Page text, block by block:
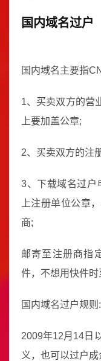
国内域名过户
国内域名主要指
1、买卖双方的营
上要加盖公章;
2、买卖双方的注
3、下载域名过户
上注册单位公章
商;
邮寄至注册商指
件，不想用快件时
国内域名过户规则:
2009年12月14日
义，也可以过户成